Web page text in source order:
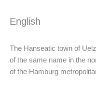
English
The Hanseatic town of
of the same name in the
of the Hamburg